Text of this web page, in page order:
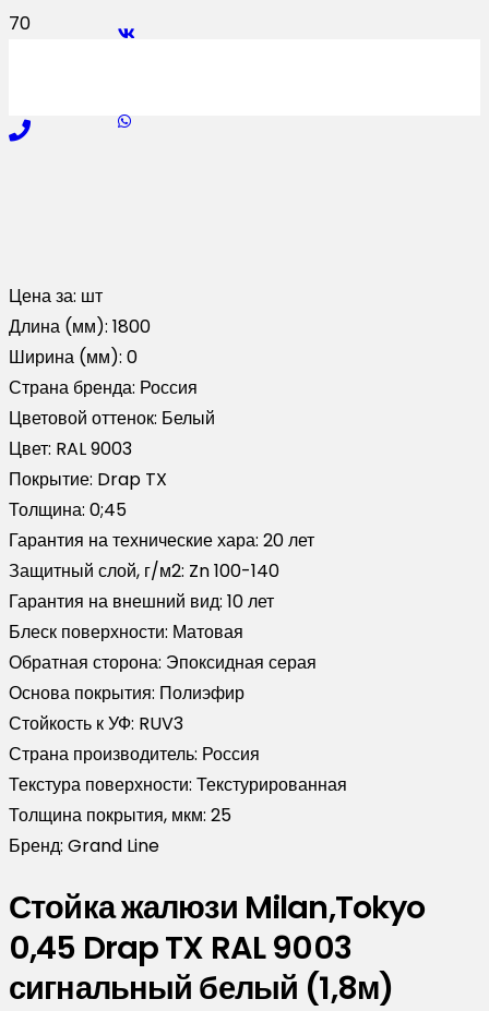
Цена за: шт
Длина (мм): 1800
Ширина (мм): 0
Страна бренда: Россия
Цветовой оттенок: Белый
Цвет: RAL 9003
Покрытие: Drap TX
Толщина: 0;45
Гарантия на технические хара: 20 лет
Защитный слой, г/м2: Zn 100-140
Гарантия на внешний вид: 10 лет
Блеск поверхности: Матовая
Обратная сторона: Эпоксидная серая
Основа покрытия: Полиэфир
Стойкость к УФ: RUV3
Страна производитель: Россия
Текстура поверхности: Текстурированная
Толщина покрытия, мкм: 25
Бренд: Grand Line
Стойка жалюзи Milan,Tokyo
0,45 Drap TX RAL 9003
сигнальный белый (1,8м)